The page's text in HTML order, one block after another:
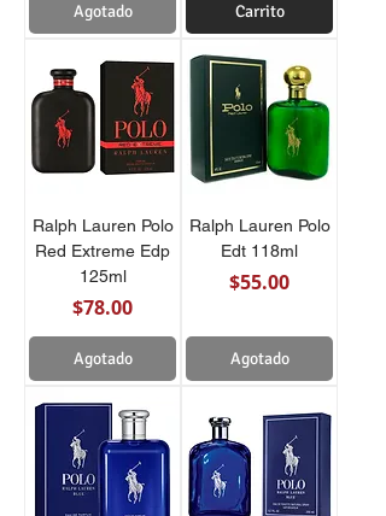
Agotado
Carrito
Ralph Lauren Polo
Red Extreme Edp
125ml
Precio
$78.00
Agotado
Ralph Lauren Polo
Edt 118ml
Precio
$55.00
Agotado